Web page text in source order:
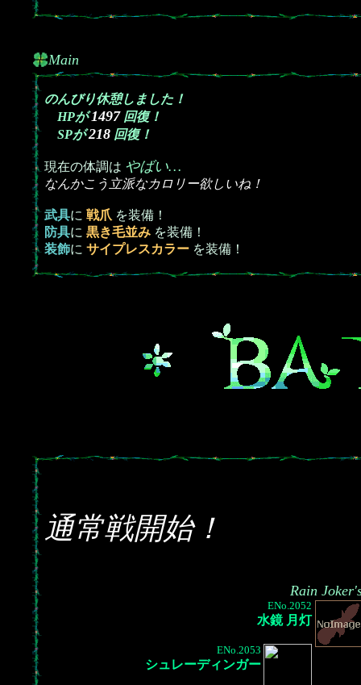
Main
のんびり休憩しました！
HPが1497回復！
SPが218 回復！
現在の体調は やばい…
なんかこう立派なカロリー欲しいね！
武具に 戦爪 を装備！
防具に 黒き毛並み を装備！
装飾に サイプレスカラー を装備！
通常戦開始！
Rain
ENo.2052
水鏡 月灯
ENo.2053
シュレーディンガー